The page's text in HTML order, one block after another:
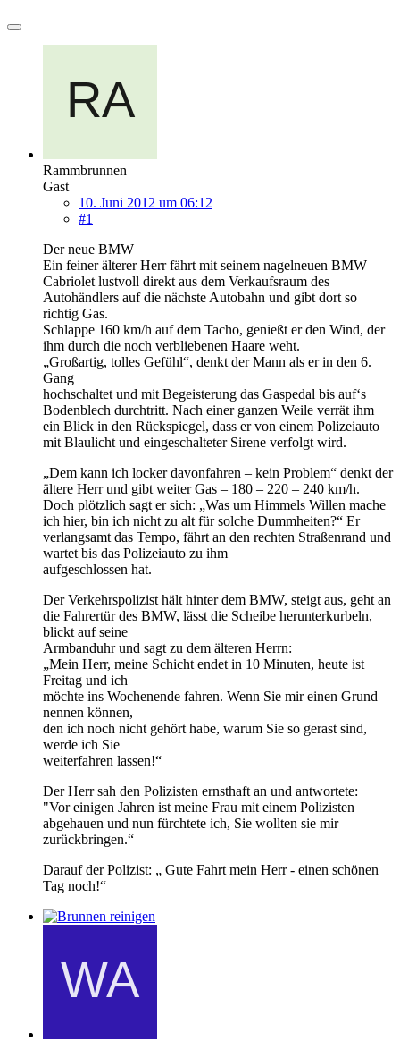
Rammbrunnen
Gast
10. Juni 2012 um 06:12
#1
Der neue BMW
Ein feiner älterer Herr fährt mit seinem nagelneuen BMW
Cabriolet lustvoll direkt aus dem Verkaufsraum des
Autohändlers auf die nächste Autobahn und gibt dort so
richtig Gas.
Schlappe 160 km/h auf dem Tacho, genießt er den Wind, der
ihm durch die noch verbliebenen Haare weht.
„Großartig, tolles Gefühl“, denkt der Mann als er in den 6.
Gang
hochschaltet und mit Begeisterung das Gaspedal bis auf‘s
Bodenblech durchtritt. Nach einer ganzen Weile verrät ihm
ein Blick in den Rückspiegel, dass er von einem Polizeiauto
mit Blaulicht und eingeschalteter Sirene verfolgt wird.
„Dem kann ich locker davonfahren – kein Problem“ denkt der
ältere Herr und gibt weiter Gas – 180 – 220 – 240 km/h.
Doch plötzlich sagt er sich: „Was um Himmels Willen mache
ich hier, bin ich nicht zu alt für solche Dummheiten?“ Er
verlangsamt das Tempo, fährt an den rechten Straßenrand und
wartet bis das Polizeiauto zu ihm
aufgeschlossen hat.
Der Verkehrspolizist hält hinter dem BMW, steigt aus, geht an
die Fahrertür des BMW, lässt die Scheibe herunterkurbeln,
blickt auf seine
Armbanduhr und sagt zu dem älteren Herrn:
„Mein Herr, meine Schicht endet in 10 Minuten, heute ist
Freitag und ich
möchte ins Wochenende fahren. Wenn Sie mir einen Grund
nennen können,
den ich noch nicht gehört habe, warum Sie so gerast sind,
werde ich Sie
weiterfahren lassen!“
Der Herr sah den Polizisten ernsthaft an und antwortete:
"Vor einigen Jahren ist meine Frau mit einem Polizisten
abgehauen und nun fürchtete ich, Sie wollten sie mir
zurückbringen.“
Darauf der Polizist: „ Gute Fahrt mein Herr - einen schönen
Tag noch!“